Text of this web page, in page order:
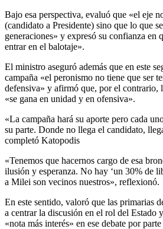
Bajo esa perspectiva, evaluó que «el eje
(candidato a Presidente) sino que lo que
generaciones» y expresó su confianza en
entrar en el balotaje».
El ministro aseguró además que en este
campaña «el peronismo no tiene que ser
defensiva» y afirmó que, por el contrario,
«se gana en unidad y en ofensiva».
«La campaña hará su aporte pero cada
su parte. Donde no llega el candidato,
completó Katopodis
«Tenemos que hacernos cargo de esa
ilusión y esperanza. No hay ‘un 30% de
a Milei son vecinos nuestros», reflexionó.
En este sentido, valoró que las primarias
a centrar la discusión en el rol del Estado
«nota más interés» en ese debate por